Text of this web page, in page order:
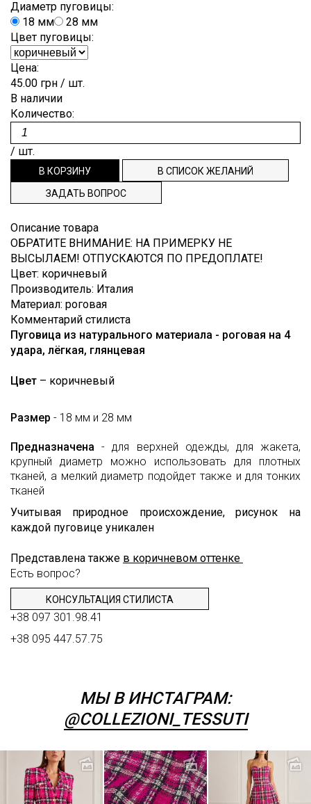
Гофре,
плиссе
Деворе
Деним
Джерси
punto
milano
Жаккард
Кади
Клетка
Крепдешин
Крэш
Купонные
ткани
Лоден
Мех
Пайетки
Полоска
Сетка
Стёганые
Твид
Трикотаж
Шёлк
натуральный
Шитьё
Лён
Мохер
Полиэстр
Шёлк
Шерсть
Brunello
Cucinelli
Burberry
Cerruti
Dior
Dolce&Gabbana
Pucci
Escada
Etro
Gucci
Hugo
Boss
Louis
Vuitton
Loro
Piana
MaxMara
Moschino
de
Valentino
Versace
Для
выпускного
бала
Костюмные
Пальтовые,
плащевые
Плательные
Подкладочные
Рубашечные
ОТРЕЗ
ВНОВЬ
В
ПРОДАЖЕ
ПУГОВИЦЫ
РЕПСОВАЯ
ЛЕНТА
ТЕСЬМА,
ДОВЯЗЫ
ЭТИКЕТКИ
ЗАКАЗ
СПИСОК
ЖЕЛАНИЙ
ТЕХПОДДЕРЖКА
ИНФОРМАЦИЯ
НАША
ФИЛОСОФИЯ
ИНФОРМАЦИЯ
ДЛЯ
ПОКУПАТЕЛЯ
ДОСТАВКА
И ОПЛАТА
СОТРУДНИЧЕСТВО
ОТЗЫВЫ
ИНТЕРЕСНО
TRENDS
ВИДЕО
О
Диаметр пуговицы:
18 мм
28 мм
Цвет пуговицы:
Цена:
45.00 грн / шт.
В наличии
Количество:
/ шт.
ЗАДАТЬ ВОПРОС
Описание товара
ОБРАТИТЕ ВНИМАНИЕ: НА ПРИМЕРКУ НЕ
ВЫСЫЛАЕМ! ОТПУСКАЮТСЯ ПО ПРЕДОПЛАТЕ!
Цвет: коричневый
Производитель: Италия
Материал: роговая
Комментарий стилиста
Пуговица из натурального материала - роговая на 4
удара, лёгкая, глянцевая
Цвет – коричневый
Размер - 18 мм и 28 мм
Предназначена - для верхней одежды, для жакета,
крупный диаметр можно использовать для плотных
тканей, а мелкий диаметр подойдет также и для тонких
тканей
Учитывая природное происхождение, рисунок на
каждой пуговице уникален
Представлена также в коричневом оттенке
Есть вопрос?
КОНСУЛЬТАЦИЯ СТИЛИСТА
+38 097 301.98.41
+38 095 447.57.75
МЫ В ИНСТАГРАМ:
@COLLEZIONI_TESSUTI